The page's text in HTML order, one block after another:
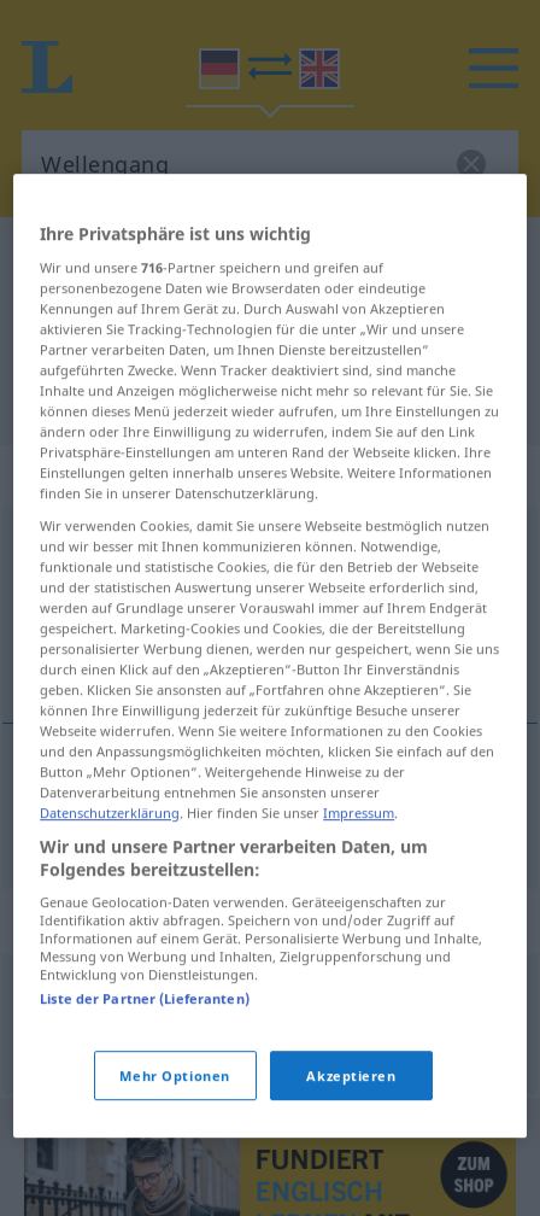
Deutsch-Englisch Übersetzung für
"Wellengang"
"Wellengang" Englisch Übersetzung
„Wellengang“: Maskulinum
Wellengangm <Wellengang(e)s;keinpl>
Übersicht aller Übersetzungen
(Für mehr Details die Übersetzung anklicken/antippen)
sea, seaway, state of the sea, waves
sea,seaway,stateof thesea, wavespl
Synonyme für "Wellengang"
Seegang,Gewoge,Wellenschlag
© OpenThesaurus.de
Ihre Privatsphäre ist uns wichtig
Wir und unsere716-Partner speichern und greifen auf
personenbezogene Daten wie Browserdaten oder eindeutige
Kennungen auf Ihrem Gerät zu. Durch Auswahl von Akzeptieren
aktivieren Sie Tracking-Technologien für die unter „Wir und unsere
Partner verarbeiten Daten, um Ihnen Dienste bereitzustellen“
aufgeführten Zwecke. Wenn Tracker deaktiviert sind, sind manche
Inhalte und Anzeigen möglicherweise nicht mehr so relevant für Sie. Sie
können dieses Menü jederzeit wieder aufrufen, um Ihre Einstellungen zu
ändern oder Ihre Einwilligung zu widerrufen, indem Sie auf den Link
Privatsphäre-Einstellungen am unteren Rand der Webseite klicken. Ihre
Einstellungen gelten innerhalb unseres Website. Weitere Informationen
finden Sie in unserer Datenschutzerklärung.
Wir verwenden Cookies, damit Sie unsere Webseite bestmöglich nutzen
und wir besser mit Ihnen kommunizieren können. Notwendige,
funktionale und statistische Cookies, die für den Betrieb der Webseite
und der statistischen Auswertung unserer Webseite erforderlich sind,
werden auf Grundlage unserer Vorauswahl immer auf Ihrem Endgerät
gespeichert. Marketing-Cookies und Cookies, die der Bereitstellung
personalisierter Werbung dienen, werden nur gespeichert, wenn Sie uns
durch einen Klick auf den „Akzeptieren“-Button Ihr Einverständnis
geben. Klicken Sie ansonsten auf „Fortfahren ohne Akzeptieren“. Sie
können Ihre Einwilligung jederzeit für zukünftige Besuche unserer
Webseite widerrufen. Wenn Sie weitere Informationen zu den Cookies
und den Anpassungsmöglichkeiten möchten, klicken Sie einfach auf den
Button „Mehr Optionen“. Weitergehende Hinweise zu der
Datenverarbeitung entnehmen Sie ansonsten unserer
Datenschutzerklärung. Hier finden Sie unserImpressum.
Wir und unsere Partner verarbeiten Daten, um
Folgendes bereitzustellen:
Genaue Geolocation-Daten verwenden. Geräteeigenschaften zur
Identifikation aktiv abfragen. Speichern von und/oder Zugriff auf
Informationen auf einem Gerät. Personalisierte Werbung und Inhalte,
Messung von Werbung und Inhalten, Zielgruppenforschung und
Entwicklung von Dienstleistungen.
Liste der Partner (Lieferanten)
Mehr Optionen Akzeptieren